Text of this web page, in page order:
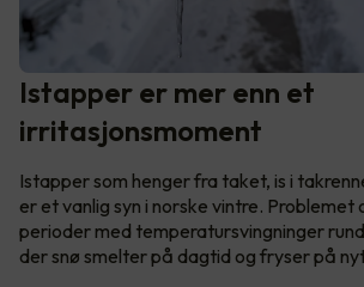
Istapper er mer enn et
irritasjonsmoment
Istapper som henger fra taket, is i
er et vanlig syn i norske vintre.
perioder med temperatursvingninger
der snø smelter på dagtid og fryser på